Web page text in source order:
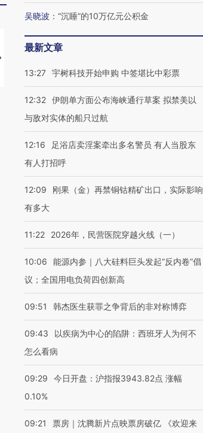
【推广】走进第四届链博
会，让数智科技“链”接产
【特别呈现】寻找100种
有意思的生活方式·第三对
吴晓波 ： “沉睡”的10万亿元公积金
最新文章
13:27 宇树科技开始申购 中签堪比中彩票
12:32 伊朗单方面公布海峡通行草案 拟禁美以
与敌对实体的船只过航
12:16
足浴店卖淫案牵出多名警员 有人当股东
有人打招呼
12:09
刚果（金）再禁铜钴精矿出口，实际影响
有多大
11:22 2026年，民营医院穿越火线（一）
10:06
能源内参｜八大硅料巨头发起“反内卷”倡
议；全国用电负荷四创新高
09:51 韩杰医生获罪之争背后的非对称博弈
09:43
以疾病为中心的陷阱：西班牙人为何不
怎么看病
09:29
今日开盘：沪指报3943.82点 涨幅
0.10%
09:21 票房｜沈腾新片点映票房破亿 《欢迎来